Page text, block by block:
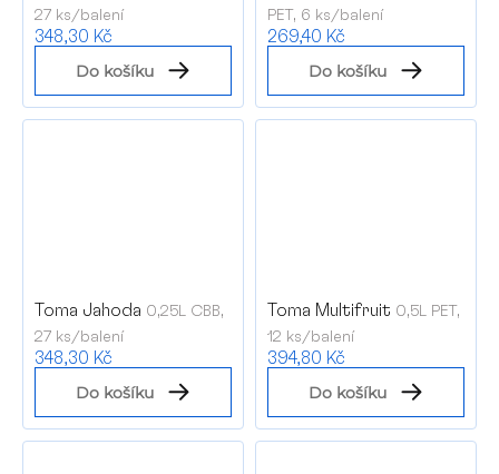
27 ks/balení
348,30 Kč
Do košíku
PET, 6 ks/balení
269,40 Kč
Do košíku
Toma Jahoda 0,25L CBB,
27 ks/balení
348,30 Kč
Do košíku
Toma Multifruit 0,5L PET,
12 ks/balení
394,80 Kč
Do košíku